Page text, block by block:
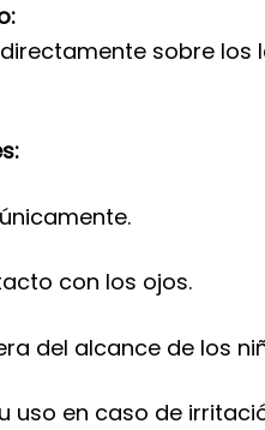
sobre los
con los ojos.
del alcance de los
uso en caso de